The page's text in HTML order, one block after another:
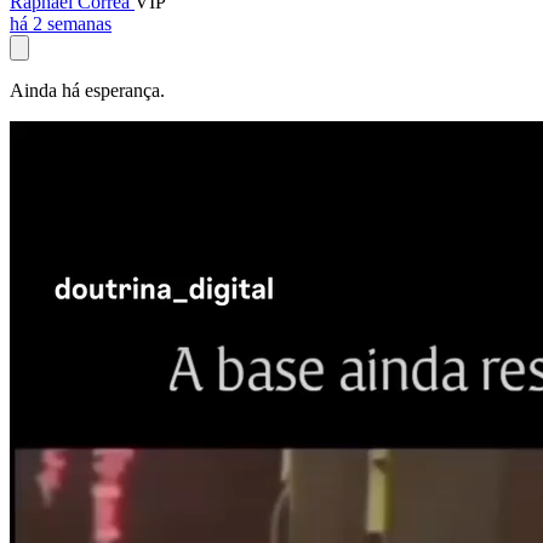
há 2 semanas
Ainda há esperança.